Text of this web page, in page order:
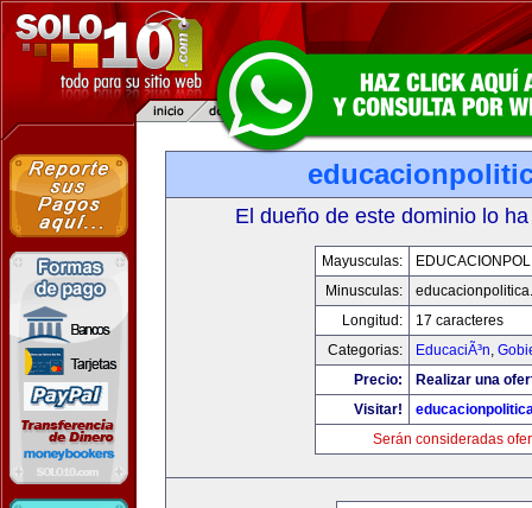
El dueño de este dominio lo
Mayusculas:
Minusculas:
Longitud:
17 caracteres
Categorias:
EducaciÃ³n,
Precio:
Realizar una
Visitar!
Serán consideradas